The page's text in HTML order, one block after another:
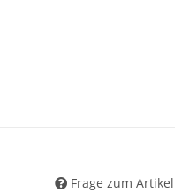
Frage zum Artikel